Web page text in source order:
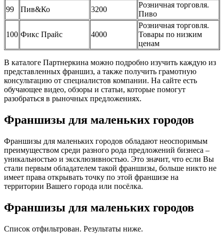
99
Пив&Ко 3200
Розничная торговля.
Пиво
100 Фикс Прайс 4000
Розничная торговля.
Товары по низким
ценам
В каталоге Партнеркина можно подробно изучить каждую из
представленных франшиз, а также получить грамотную
консультацию от специалистов компании. На сайте есть
обучающее видео, обзоры и статьи, которые помогут
разобраться в рыночных предложениях.
Франшизы для маленьких городов
Франшизы для маленьких городов обладают неоспоримым
преимуществом среди разного рода предложений бизнеса –
уникальностью и эксклюзивностью. Это значит, что если Вы
стали первым обладателем такой франшизы, больше никто не
имеет права открывать точку по этой франшизе на
территории Вашего города или посёлка.
Франшизы для маленьких городов
Список отфильтрован. Результаты ниже.